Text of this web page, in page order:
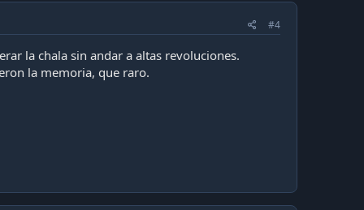
#4
la chala sin andar a altas revoluciones.
la memoria, que raro.